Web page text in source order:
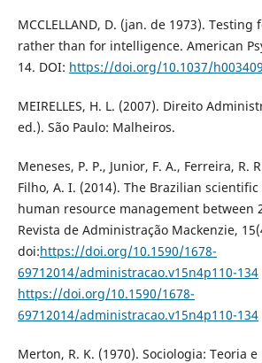
MCCLELLAND, D. (jan. de 1973).
rather than for intelligence. American
14. DOI: https://doi.org/10.1037/
MEIRELLES, H. L. (2007). Direito
ed.). São Paulo: Malheiros.
Meneses, P. P., Junior, F. A., Ferreira, R.
Filho, A. I. (2014). The Brazilian
human resource management between
Revista de Administração Mackenzie,
doi:https://doi.org/10.1590/1678-
69712014/administracao.v15n4p110-134
https://doi.org/10.1590/1678-
69712014/administracao.v15n4p110-134
Merton, R. K. (1970). Sociologia: Teoria